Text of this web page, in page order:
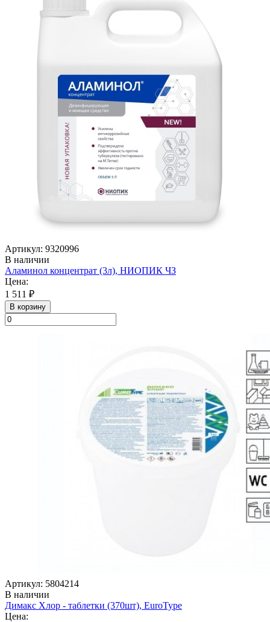
Артикул: 9320996
В наличии
Аламинол концентрат (3л), НИОПИК ЧЗ
Цена:
1 511 ₽
В корзину
Артикул: 5804214
В наличии
Димакс Хлор - таблетки (370шт), EuroType
Цена: